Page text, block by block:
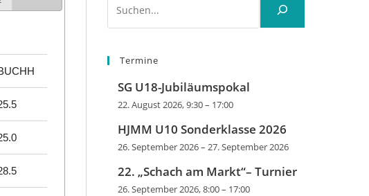
Termine
SG U18-Jubiläumspokal
22. August 2026, 9:30– 17:00
HJMM U10 Sonderklasse 2026
26. September 2026– 27. September 2026
22. „Schach am Markt“– Turnier
26. September 2026, 8:00– 17:00